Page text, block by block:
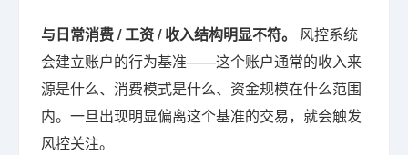
与日常消费 / 工资 / 收入结构明显不符。
风控系统
会建立账户的行为基准——这个账户通常的收入来
源是什么、消费模式是什么、资金规模在什么范围
内。一旦出现明显偏离这个基准的交易，就会触发
风控关注。